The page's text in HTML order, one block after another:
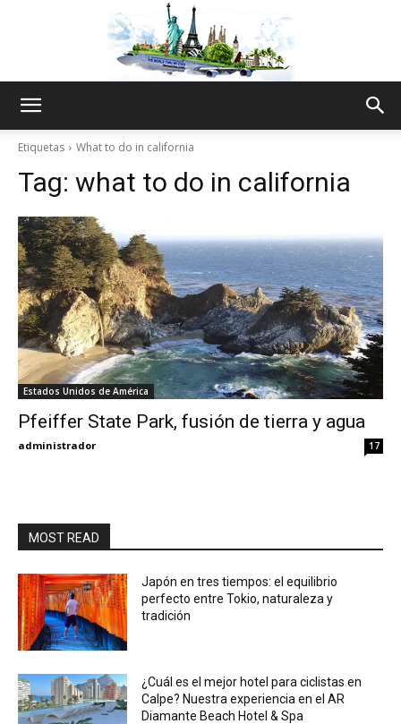
Thru
My
Etiquetas What to do in california
Tag: what to do in california
Estados Unidos de América
Pfeiffer State Park, fusión de tierra y agua
administrador 17
MOST READ
Japón en tres tiempos: el equilibrio
perfecto entre Tokio, naturaleza y
tradición
¿Cuál es el mejor hotel para ciclistas en
Calpe? Nuestra experiencia en el AR
Diamante Beach Hotel & Spa